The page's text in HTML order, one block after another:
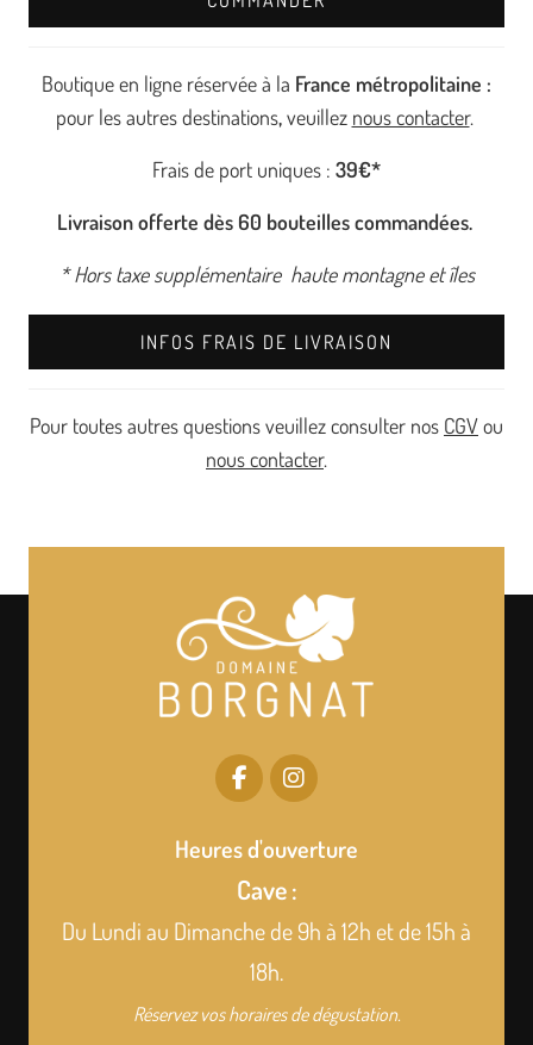
Boutique en ligne réservée à la France métropolitaine :
pour les autres destinations,veuillez nous contacter.
Frais de port uniques : 39€*
Livraison offerte dès 60 bouteilles commandées.
* Hors taxe supplémentaire haute montagne et îles
INFOS FRAIS DE LIVRAISON
Pour toutes autres questions veuillez consulter nos CGVou
nous contacter.
Heures d'ouverture
Cave :
Du Lundi au Dimanche de 9h à 12h et de 15h à
18h.
Réservez vos horaires de dégustation.